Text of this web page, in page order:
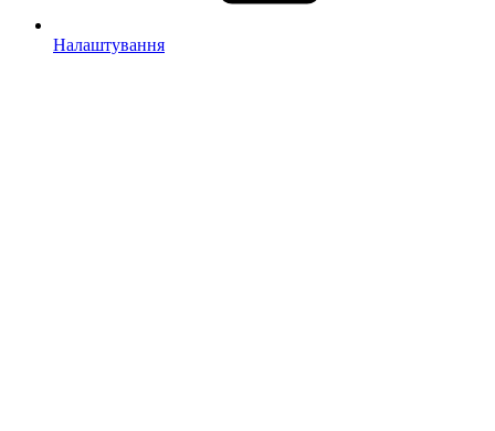
Налаштування